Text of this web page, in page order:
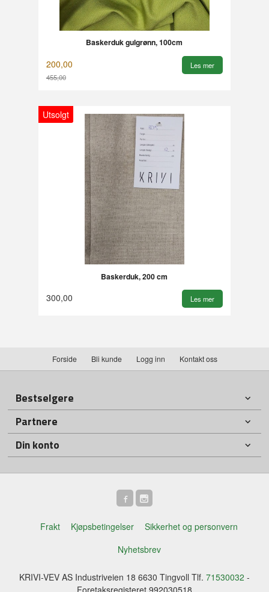
Baskerduk gulgrønn, 100cm
200,00
455,00
Les mer
Utsolgt
Baskerduk, 200 cm
300,00 Les mer
Forside Bli kunde Logg inn Kontakt oss
Bestselgere
Partnere
Din konto
Frakt Kjøpsbetingelser
Sikkerhet og personvern
Nyhetsbrev
KRIVI-VEV AS Industriveien 18 6630 Tingvoll Tlf. 71530032 -